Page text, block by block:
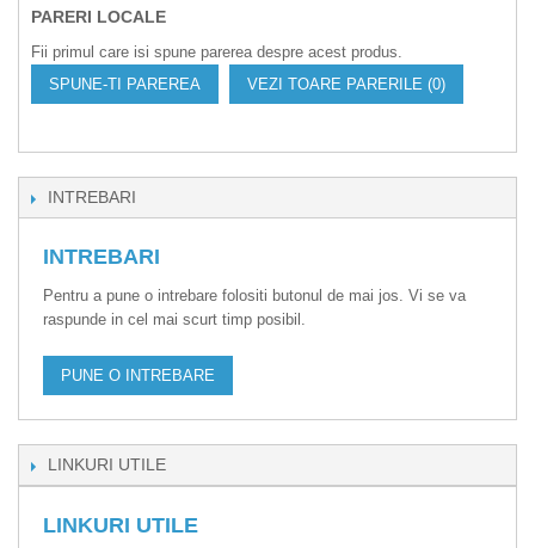
PARERI LOCALE
Fii primul care isi spune parerea despre acest produs.
SPUNE-TI PAREREA
VEZI TOARE PARERILE (0)
INTREBARI
INTREBARI
Pentru a pune o intrebare folositi butonul de mai jos. Vi se va
raspunde in cel mai scurt timp posibil.
PUNE O INTREBARE
LINKURI UTILE
LINKURI UTILE